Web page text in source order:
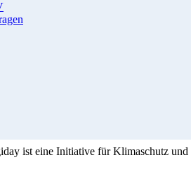
ist eine Initiative für Klimaschutz